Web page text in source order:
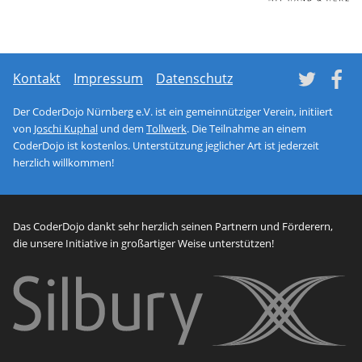
Kontakt Impressum Datenschutz
Der CoderDojo Nürnberg e.V. ist ein gemeinnütziger Verein, initiiert
von Joschi Kuphal und dem Tollwerk. Die Teilnahme an einem
CoderDojo ist kostenlos. Unterstützung jeglicher Art ist jederzeit
herzlich willkommen!
Das CoderDojo dankt sehr herzlich seinen Partnern und Förderern,
die unsere Initiative in großartiger Weise unterstützen!